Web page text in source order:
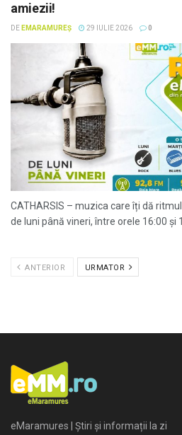
amiezii!
DE EMARAMUREȘ 29 IULIE 2026 0
CATHARSIS – muzica care îți dă
de luni până vineri, între orele 16:00 și
ANTERIOR URMATOR
eMaramures | Știri și informații la zi